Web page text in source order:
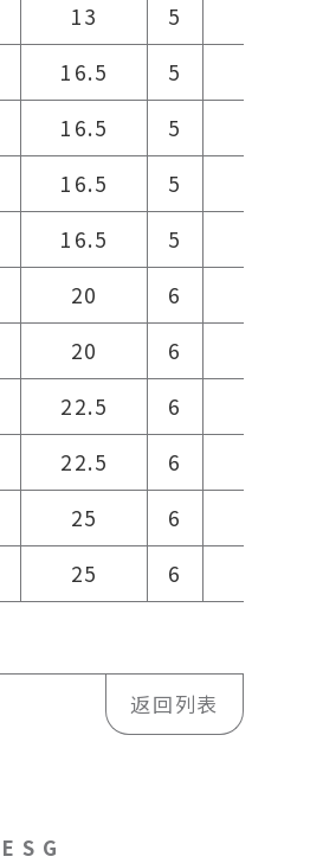
13 5
16.5 5
16.5 5
16.5 5
16.5 5
20 6
20 6
22.5 6
22.5 6
25 6
25 6
返回列表
E S G